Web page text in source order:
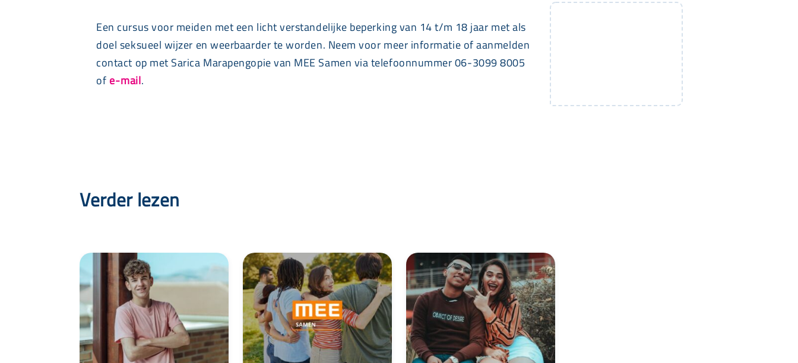
Een cursus voor meiden met een licht verstandelijke beperking van 14 t/m 18 jaar met als
doel seksueel wijzer en weerbaarder te worden. Neem voor meer informatie of aanmelden
contact op met Sarica Marapengopie van MEE Samen via telefoonnummer 06-3099 8005
of e-mail.
Verder lezen